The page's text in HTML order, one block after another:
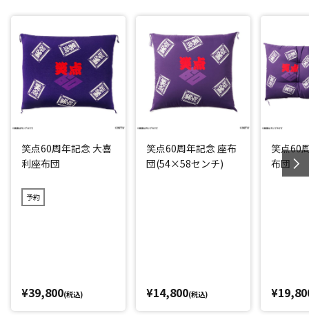
笑点60周年記念 大喜
利座布団
予約
¥39,800(税込)
笑点60周年記念 座布
団(54×58センチ)
¥14,800(税込)
笑点60
布団